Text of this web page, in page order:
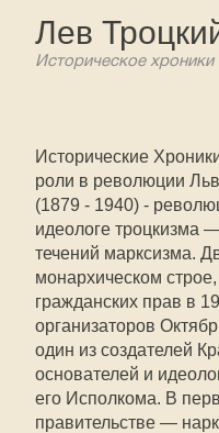
Лев
Историческое
Исторические
роли в революции
(1879 - 1940) -
идеологе троцкизма
течений марксизма.
монархическом
гражданских прав в
организаторов
один из создателей
основателей и
его Исполкома. В
правительстве —